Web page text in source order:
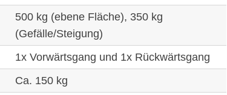
500 kg (ebene Fläche), 350 kg
(Gefälle/Steigung)
1x Vorwärtsgang und 1x Rückwärtsgang
Ca. 150 kg